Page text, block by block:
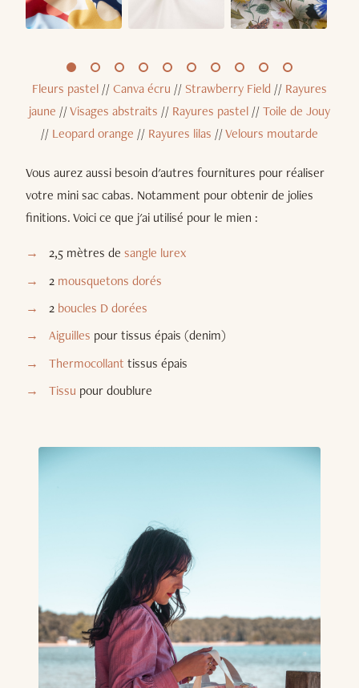
Fleurs pastel //Canva écru //Strawberry Field // Rayures
jaune //Visages abstraits // Rayures pastel //Toile de Jouy
// Leopard orange // Rayures lilas //Velours moutarde
Vous aurez aussi besoin d'autres fournitures pour réaliser
votre mini sac cabas. Notamment pour obtenir de jolies
finitions. Voici ce que j'ai utilisé pour le mien :
2,5 mètres de sangle lurex
2 mousquetons dorés
2 boucles D dorées
Aiguilles pour tissus épais (denim)
Thermocollant tissus épais
Tissu pour doublure